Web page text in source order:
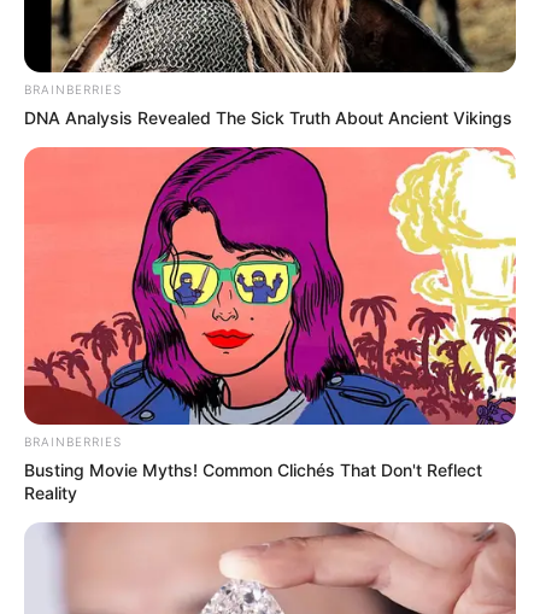
BRAINBERRIES
DNA Analysis Revealed The Sick Truth About Ancient Vikings
BRAINBERRIES
Busting Movie Myths! Common Clichés That Don't Reflect
Reality